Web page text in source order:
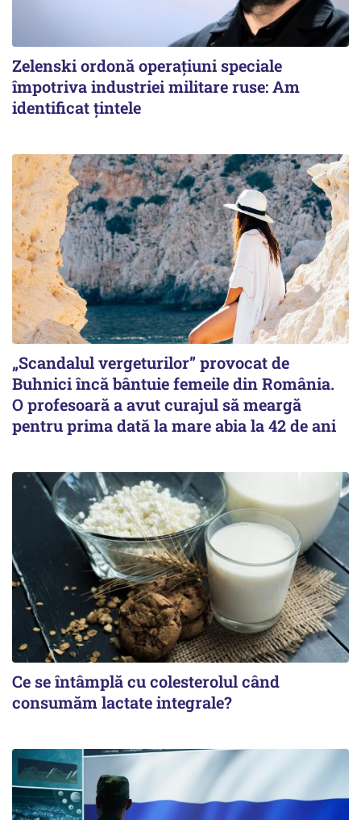
Zelenski ordonă operațiuni speciale
împotriva industriei militare ruse: Am
identificat țintele
„Scandalul vergeturilor” provocat de
Buhnici încă bântuie femeile din România.
O profesoară a avut curajul să meargă
pentru prima dată la mare abia la 42 de ani
Ce se întâmplă cu colesterolul când
consumăm lactate integrale?